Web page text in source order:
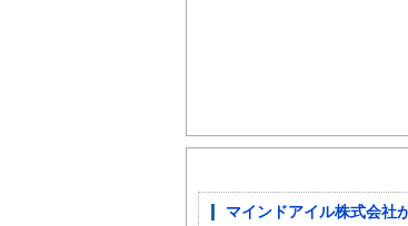
マインドアイル株式会社